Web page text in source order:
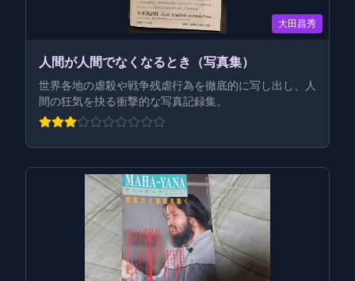
大田昌秀
人間が人間でなくなるとき（写真集）
世界各地の虐殺や戦争残虐行為を徹底的に写し出し、人
間の狂気を抉る衝撃的な写真記録集。